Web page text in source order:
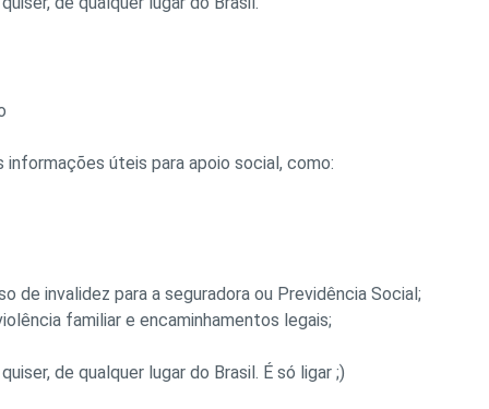
úteis para apoio social, como:
de invalidez para a seguradora ou Previdência Social;
familiar e encaminhamentos legais;
de qualquer lugar do Brasil. É só ligar ;)